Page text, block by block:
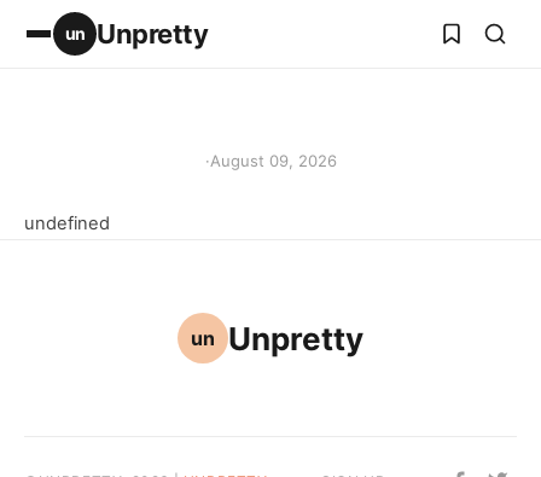
un Unpretty
·August 09, 2026
undefined
un Unpretty